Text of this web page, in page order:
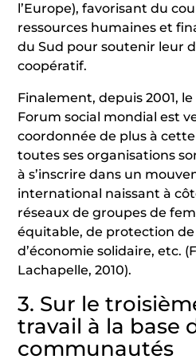
l’Europe), favorisant du
ressources humaines et
du Sud pour soutenir leur
coopératif.
Finalement, depuis 2001,
Forum social mondial est
coordonnée de plus à
toutes ses organisations
à s’inscrire dans un
international naissant à
réseaux de groupes de
équitable, de protection
d’économie solidaire, etc.
Lachapelle, 2010).
3. Sur le
travail à la base
communautés